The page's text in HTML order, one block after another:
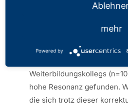
die diesjährige Umfrage des
Prüfungen 10 (ZP10) hat mit
und Lehrern an Gymnasien
Weiterbildungskollegs
hohe Resonanz gefunden.
die sich trotz dieser
mehr
Powered by